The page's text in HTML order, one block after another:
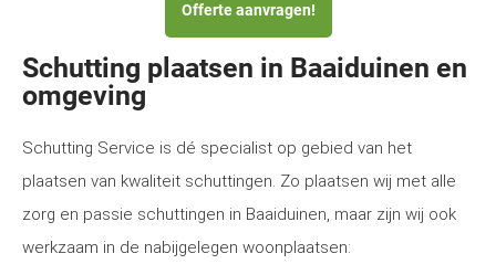
Offerte aanvragen!
Schutting plaatsen in Baaiduinen en
omgeving
Schutting Service is dé specialist op gebied van het
plaatsen van kwaliteit schuttingen. Zo plaatsen wij met alle
zorg en passie schuttingen in Baaiduinen, maar zijn wij ook
werkzaam in de nabijgelegen woonplaatsen: